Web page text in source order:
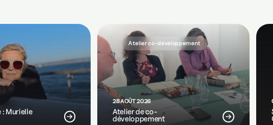
: Murielle
Atelier co-développement
28 AOÛT 2026
Atelier de co-
développement